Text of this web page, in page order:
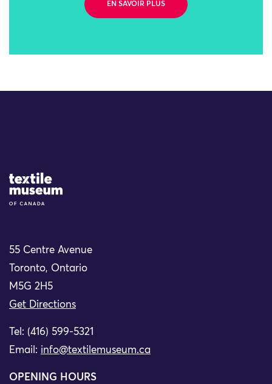
EN SAVOIR PLUS
Site Logo
55 Centre Avenue
Toronto, Ontario
M5G 2H5
Get Directions
Tel: (416) 599-5321
Email: info@textilemuseum.ca
OPENING HOURS